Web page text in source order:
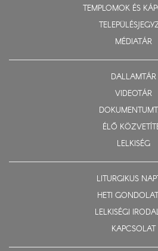
TEMPLOMOK ÉS
MÉDIATÁR
DALLAMTÁR
VIDEOTÁR
ÉLŐ
LELKISÉG
LITURGIKUS
HETI
LELKISÉGI
KAPCSOLAT